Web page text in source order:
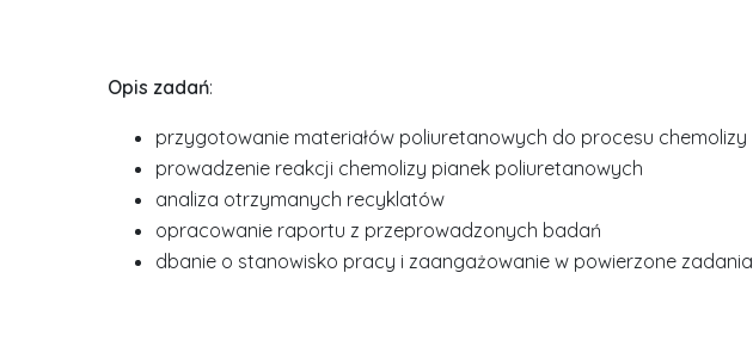
Opis zadań:
przygotowanie materiałów poliuretanowych do procesu chemolizy
prowadzenie reakcji chemolizy pianek poliuretanowych
analiza otrzymanych recyklatów
opracowanie raportu z przeprowadzonych badań
dbanie o stanowisko pracy i zaangażowanie w powierzone zadania